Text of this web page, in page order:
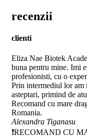
recenzii
clienti
Eliza Nae Biotek
buna pentru mine. Imi
profesionisti, cu o
Prin intermediul lor am
asteptari, primind de
Recomand cu mare
Romania.
Alexandra Tiganasu
❗RECOMAND CU